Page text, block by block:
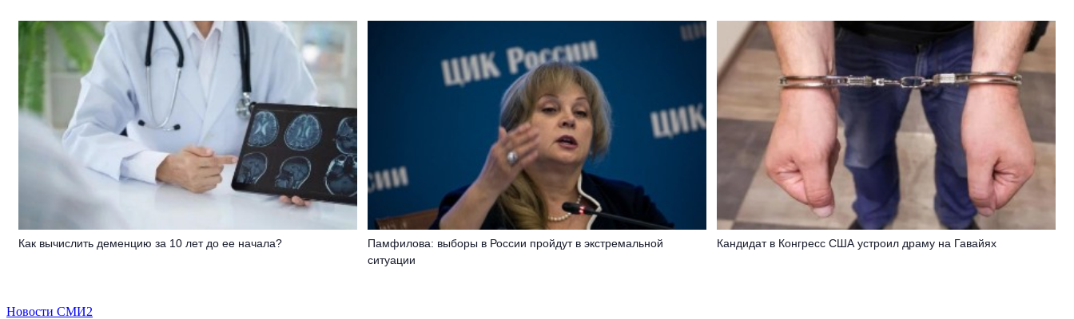
Как вычислить деменцию за 10 лет до ее начала?
Памфилова: выборы в России пройдут в экстремальной
ситуации
Кандидат в Конгресс США устроил драму на Гавайях
Новости СМИ2